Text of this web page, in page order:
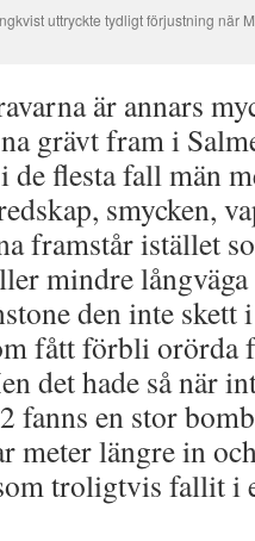
uttryckte tydligt förjustning när
är annars
grävt fram i
flesta fall män
smycken,
framstår istället
mindre
den inte
fått förbli orörda
det hade så när
fanns en stor
meter längre in
troligtvis fallit i